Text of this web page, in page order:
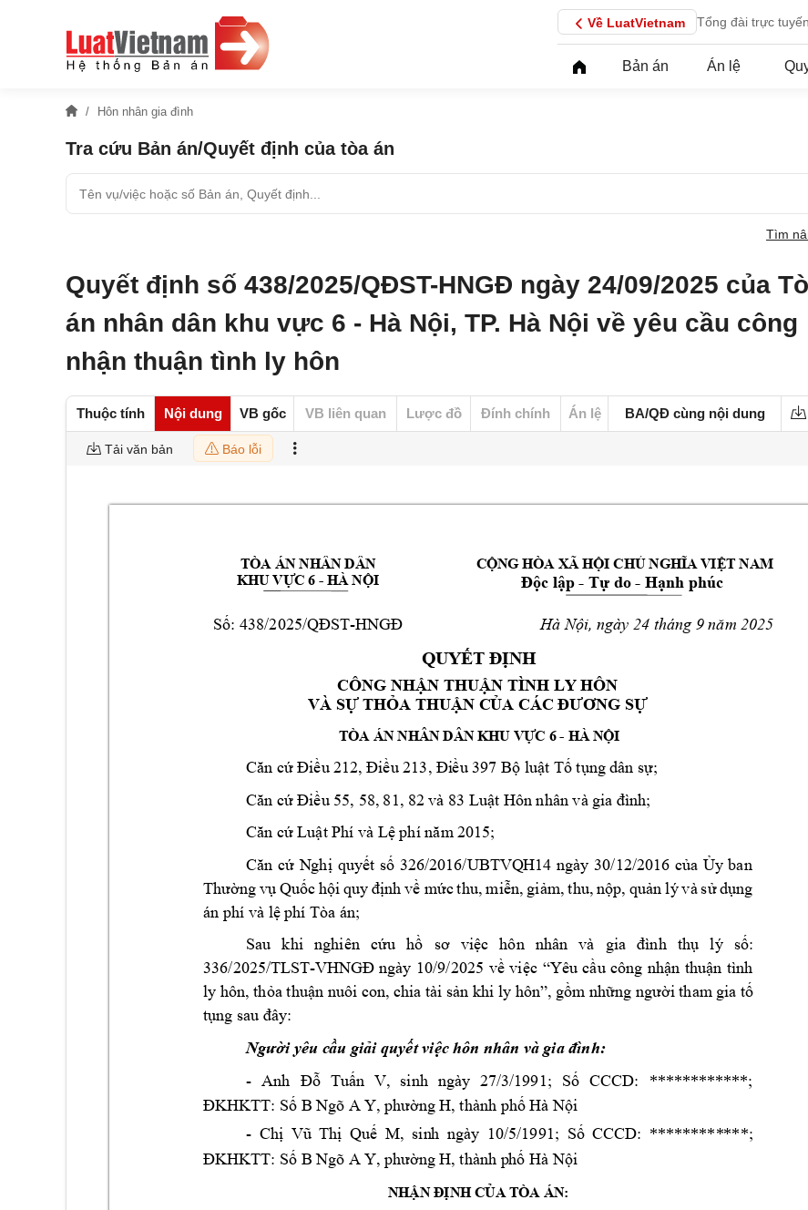
Về LuatVietnam Tổng đài trực
Bản án Án lệ
Hôn nhân gia đình
Tra cứu Bản án/Quyết định của tòa án
Tìm
Quyết định số 438/2025/QĐST-HNGĐ ngày 24/09/2025 của
án nhân dân khu vực 6 - Hà Nội, TP. Hà Nội về yêu cầu công
nhận thuận tình ly hôn
Thuộc tính Nội dung VB gốc VB liên quan Lược đồ Đính chính Án lệ BA/QĐ cùng nội dung
Tải văn bản Báo lỗi
TÒA ÁN NHÂN DÂN
KHU VỰC 6 - HÀ NỘI
CỘNG HÒA XÃ HỘI CHỦ NGHĨA VIỆT NAM
Độc lập - Tự do - Hạnh phúc
Số: 438/2025/QĐST-HNGĐ Hà Nội, ngày 24 tháng 9 năm 2025
QUYẾT ĐỊNH
CÔNG NHẬN THUẬN TÌNH LY HÔN
VÀ SỰ THỎA THUẬN CỦA CÁC ĐƯƠNG SỰ
TÒA ÁN NHÂN DÂN KHU VỰC 6 - HÀ NỘI
Căn cứ Điều 212, Điều 213, Điều 397 Bộ luật Tố tụng dân sự;
Căn cứ Điều 55, 58, 81, 82 và 83 Luật Hôn nhân và gia đình;
Căn cứ Luật Phí và Lệ phí năm 2015;
Căn cứ Nghị quyết số 326/2016/UBTVQH14 ngày 30/12/2016 của Ủy ban
Thường vụ Quốc hội quy định về mức thu, miễn, giảm, thu, nộp, quản lý và sử dụng
án phí và lệ phí Tòa án;
Sau
khi nghiên cứu hồ sơ việc hôn nhân và gia đình thụ lý số:
336/2025/TLST-VHNGĐ ngày 10/9/2025 về việc “Yêu cầu công nhận thuận tình
ly hôn, thỏa thuận nuôi con, chia tài sản khi ly hôn”, gồm những người tham gia tố
tụng sau đây:
Người yêu cầu giải quyết việc hôn nhân và gia đình:
- Anh Đỗ Tuấn V, sinh ngày 27/3/1991; Số CCCD: ************;
ĐKHKTT: Số B Ngõ A Y, phường H, thành phố Hà Nội
- Chị Vũ Thị Quế M, sinh ngày 10/5/1991; Số CCCD: ************;
ĐKHKTT: Số B Ngõ A Y, phường H, thành phố Hà Nội
NHẬN ĐỊNH CỦA TÒA ÁN: